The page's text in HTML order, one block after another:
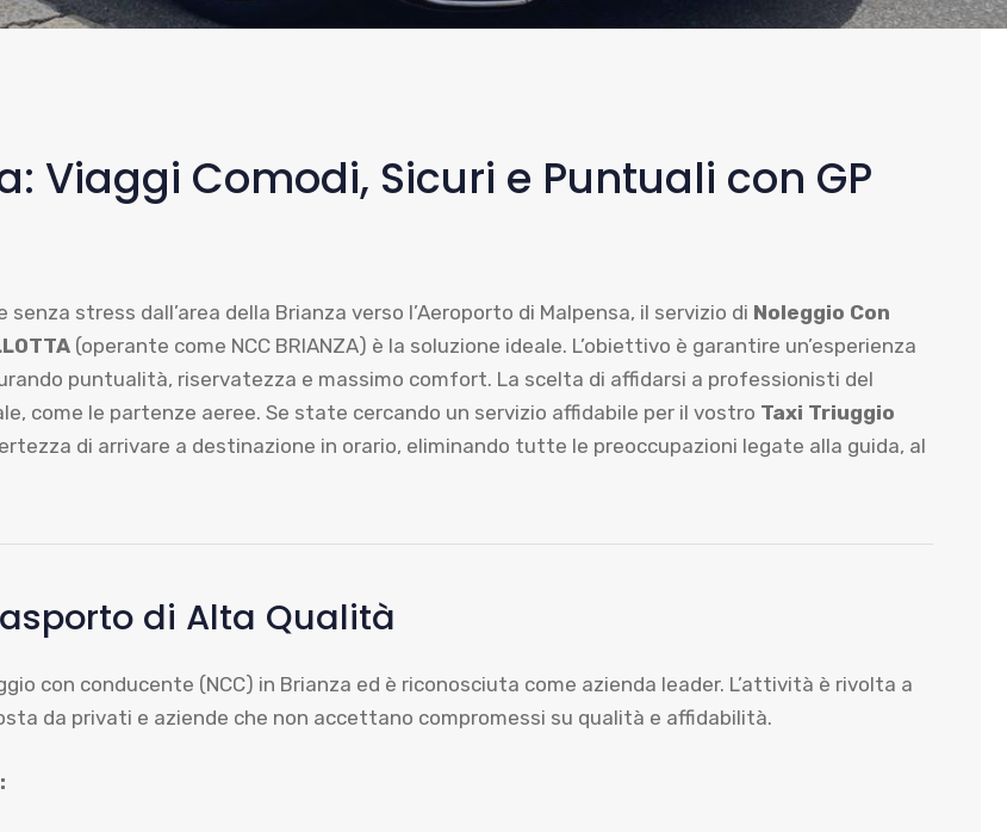
Viaggi Comodi, Sicuri e Puntuali con GP
stress dall’area della Brianza verso l’Aeroporto di Malpensa, il servizio di Noleggio Con
(operante come NCC BRIANZA) è la soluzione ideale. L’obiettivo è garantire un’esperienza
puntualità, riservatezza e massimo comfort. La scelta di affidarsi a professionisti del
come le partenze aeree. Se state cercando un servizio affidabile per il vostro Taxi Triuggio
certezza di arrivare a destinazione in orario, eliminando tutte le preoccupazioni legate alla guida, al
di Alta Qualità
con conducente (NCC) in Brianza ed è riconosciuta come azienda leader. L’attività è rivolta a
da privati e aziende che non accettano compromessi su qualità e affidabilità.